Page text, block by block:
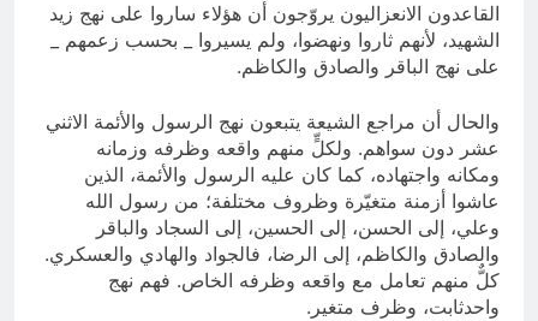
القاعدون الانعزاليون يروّجون أن هؤلاء ساروا على نهج زيد
الشهيد، لأنهم ثاروا ونهضوا، ولم يسيروا _ بحسب زعمهم _
على نهج الباقر والصادق والكاظم.
والحال أن مراجع الشيعة يتبعون نهج الرسول والأئمة الاثني
عشر دون سواهم. ولكلٍّ منهم واقعه وظرفه وزمانه
ومكانه واجتهاده، كما كان عليه الرسول والأئمة، الذين
عاشوا أزمنة متغيّرة وظروف مختلفة؛ من رسول الله
وعلي، إلى الحسن، إلى الحسين، إلى السجاد والباقر
والصادق والكاظم، إلى الرضا، فالجواد والهادي والعسكري.
كلٌّ منهم تعامل مع واقعه وظرفه الخاص. فهم نهج
واحدثابت، وظرف متغير.